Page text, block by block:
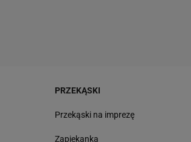
PRZEKĄSKI
Przekąski na imprezę
Zapiekanka